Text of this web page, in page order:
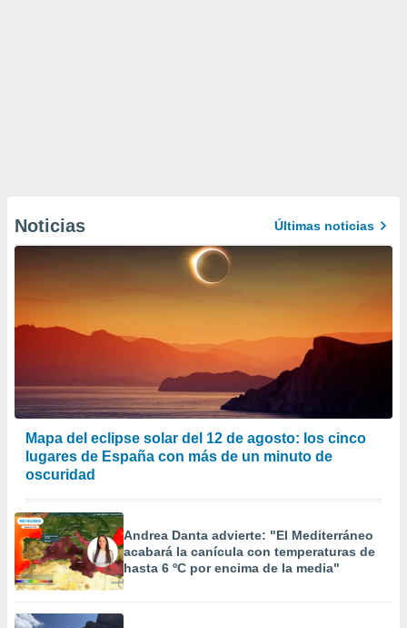
Noticias Últimas noticias
Mapa del eclipse solar del 12 de agosto: los cinco
lugares de España con más de un minuto de
oscuridad
Andrea Danta advierte: "El Mediterráneo
acabará la canícula con temperaturas de
hasta 6 ºC por encima de la media"